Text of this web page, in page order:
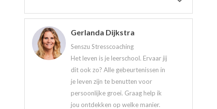
Gerlanda Dijkstra
Senszu Stresscoaching
Het leven is je leerschool. Ervaar jij
dit ook zo? Alle gebeurtenissen in
je leven zijn te benutten voor
persoonlijke groei. Graag help ik
jou ontdekken op welke manier.